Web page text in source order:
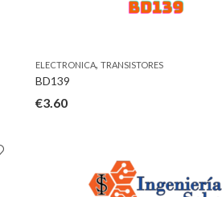
ELECTRONICA, TRANSISTORES
BD139
€3.60